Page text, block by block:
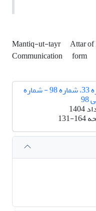
Mantiq-ut-tayr Attar
Communication
form
دوره 33، شماره 98 - شماره
131-164